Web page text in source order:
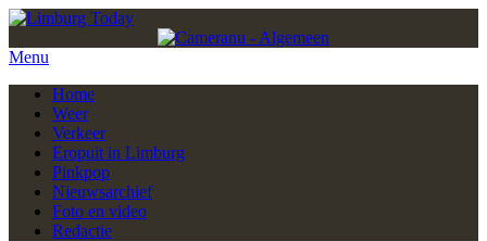
Menu
Home
Weer
Verkeer
Eropuit in Limburg
Pinkpop
Nieuwsarchief
Foto en video
Redactie